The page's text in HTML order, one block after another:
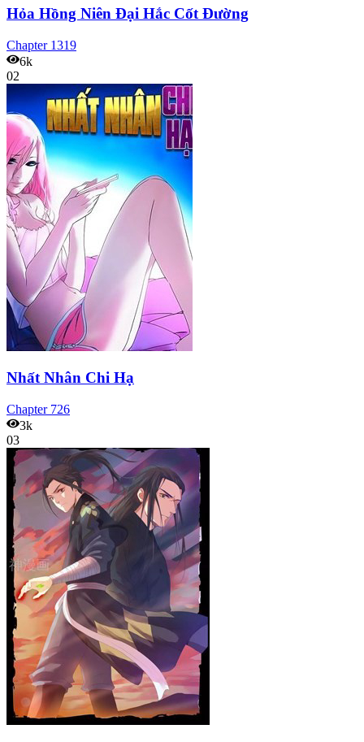
Hỏa Hồng Niên Đại Hắc Cốt Đường
Chapter 1319
6k
02
Nhất Nhân Chi Hạ
Chapter 726
3k
03